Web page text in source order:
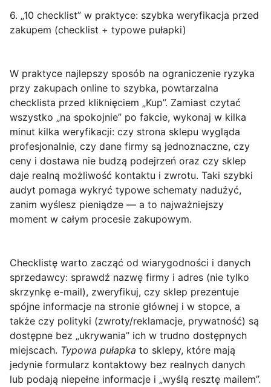
6. „10 checklist” w praktyce: szybka weryfikacja przed
zakupem (checklist + typowe pułapki)
W praktyce najlepszy sposób na ograniczenie ryzyka
przy zakupach online to szybka, powtarzalna
checklista przed kliknięciem „Kup”. Zamiast czytać
wszystko „na spokojnie” po fakcie, wykonaj w kilka
minut kilka weryfikacji: czy strona sklepu wygląda
profesjonalnie, czy dane firmy są jednoznaczne, czy
ceny i dostawa nie budzą podejrzeń oraz czy sklep
daje realną możliwość kontaktu i zwrotu. Taki szybki
audyt pomaga wykryć typowe schematy nadużyć,
zanim wyślesz pieniądze — a to najważniejszy
moment w całym procesie zakupowym.
Checklistę warto zacząć od wiarygodności i danych
sprzedawcy: sprawdź nazwę firmy i adres (nie tylko
skrzynkę e-mail), zweryfikuj, czy sklep prezentuje
spójne informacje na stronie głównej i w stopce, a
także czy polityki (zwroty/reklamacje, prywatność) są
dostępne bez „ukrywania” ich w trudno dostępnych
miejscach. Typowa pułapka to sklepy, które mają
jedynie formularz kontaktowy bez realnych danych
lub podają niepełne informacje i „wyślą resztę mailem”.